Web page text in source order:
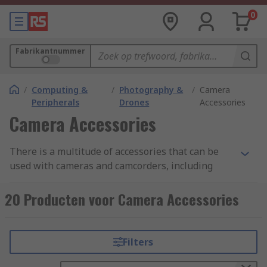
0
Fabrikantnummer
/ Computing &
Peripherals
/ Photography &
Drones
/ Camera
Accessories
Camera Accessories
There is a multitude of accessories that can be
used with cameras and camcorders, including
card adapters, lens filters, chargers and
replacement batteries. By using the right
better results in any light and weather
conditions. The right accessory kit enables you to
20 Producten voor Camera Accessories
Filters